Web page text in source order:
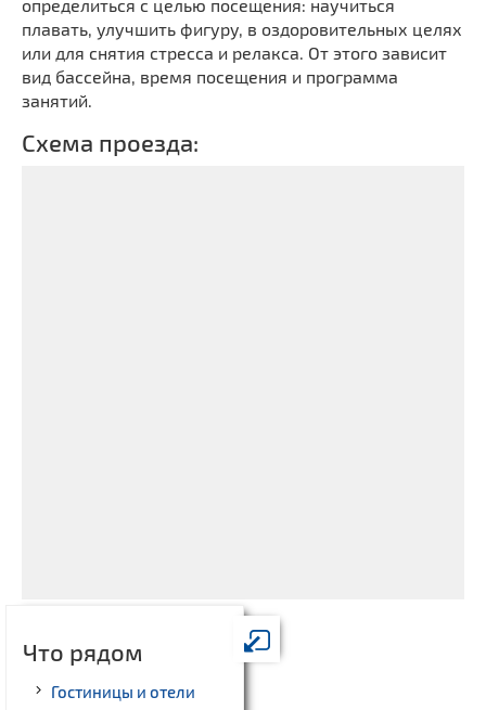
определиться с целью посещения: научиться
плавать, улучшить фигуру, в оздоровительных целях
или для снятия стресса и релакса. От этого зависит
вид бассейна, время посещения и программа
занятий.
Схема проезда:
Что рядом
Гостиницы и отели